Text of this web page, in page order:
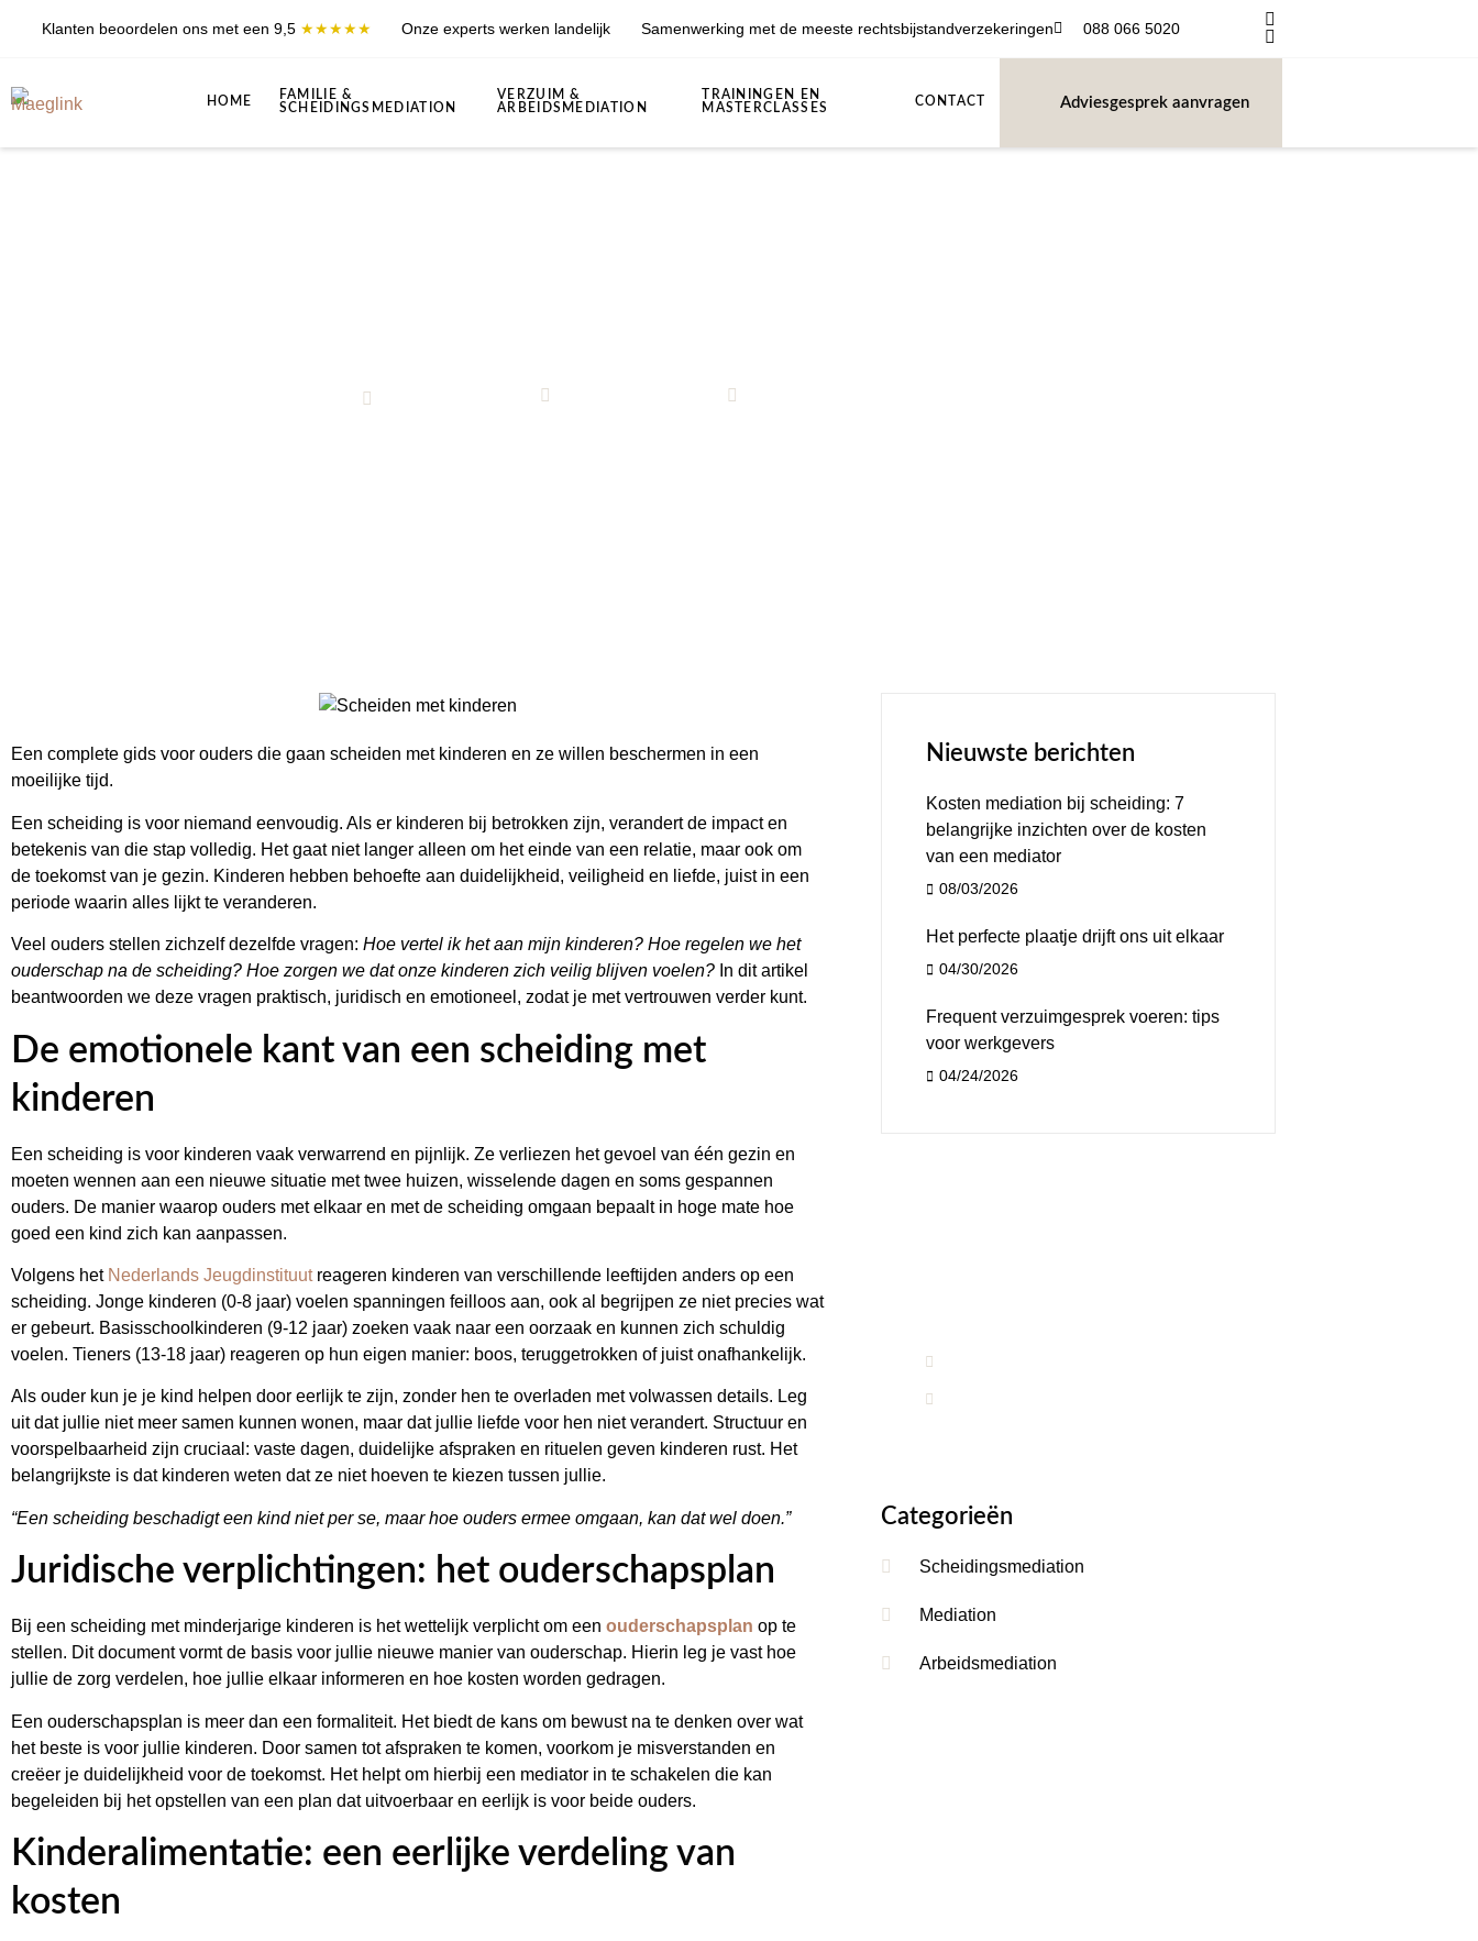
Klanten beoordelen ons met een 9,5 ★★★★★ Onze experts werken landelijk Samenwerking met de meeste rechtsbijstandverzekeringen 088 066 5020
HOME
FAMILIE &
SCHEIDINGSMEDIATION
VERZUIM &
ARBEIDSMEDIATION
TRAININGEN EN
MASTERCLASSES
CONTACT Adviesgesprek aanvragen
Een complete gids voor ouders die gaan scheiden met kinderen en ze willen beschermen in een
moeilijke tijd.
Een scheiding is voor niemand eenvoudig. Als er kinderen bij betrokken zijn, verandert de impact en
betekenis van die stap volledig. Het gaat niet langer alleen om het einde van een relatie, maar ook om
de toekomst van je gezin. Kinderen hebben behoefte aan duidelijkheid, veiligheid en liefde, juist in een
periode waarin alles lijkt te veranderen.
Veel ouders stellen zichzelf dezelfde vragen: Hoe vertel ik het aan mijn kinderen? Hoe regelen we het
ouderschap na de scheiding? Hoe zorgen we dat onze kinderen zich veilig blijven voelen? In dit artikel
beantwoorden we deze vragen praktisch, juridisch en emotioneel, zodat je met vertrouwen verder kunt.
De emotionele kant van een scheiding met
kinderen
Een scheiding is voor kinderen vaak verwarrend en pijnlijk. Ze verliezen het gevoel van één gezin en
moeten wennen aan een nieuwe situatie met twee huizen, wisselende dagen en soms gespannen
ouders. De manier waarop ouders met elkaar en met de scheiding omgaan bepaalt in hoge mate hoe
goed een kind zich kan aanpassen.
Volgens het Nederlands Jeugdinstituutreageren kinderen van verschillende leeftijden anders op een
scheiding. Jonge kinderen (0-8 jaar) voelen spanningen feilloos aan, ook al begrijpen ze niet precies wat
er gebeurt. Basisschoolkinderen (9-12 jaar) zoeken vaak naar een oorzaak en kunnen zich schuldig
voelen. Tieners (13-18 jaar) reageren op hun eigen manier: boos, teruggetrokken of juist onafhankelijk.
Als ouder kun je je kind helpen door eerlijk te zijn, zonder hen te overladen met volwassen details. Leg
uit dat jullie niet meer samen kunnen wonen, maar dat jullie liefde voor hen niet verandert. Structuur en
voorspelbaarheid zijn cruciaal: vaste dagen, duidelijke afspraken en rituelen geven kinderen rust. Het
belangrijkste is dat kinderen weten dat ze niet hoeven te kiezen tussen jullie.
“Een scheiding beschadigt een kind niet per se, maar hoe ouders ermee omgaan, kan dat wel doen.”
Juridische verplichtingen: het ouderschapsplan
Bij een scheiding met minderjarige kinderen is het wettelijk verplicht om een ouderschapsplan op te
stellen. Dit document vormt de basis voor jullie nieuwe manier van ouderschap. Hierin leg je vast hoe
jullie de zorg verdelen, hoe jullie elkaar informeren en hoe kosten worden gedragen.
Een ouderschapsplan is meer dan een formaliteit. Het biedt de kans om bewust na te denken over wat
het beste is voor jullie kinderen. Door samen tot afspraken te komen, voorkom je misverstanden en
creëer je duidelijkheid voor de toekomst. Het helpt om hierbij een mediator in te schakelen die kan
begeleiden bij het opstellen van een plan dat uitvoerbaar en eerlijk is voor beide ouders.
Kinderalimentatie: een eerlijke verdeling van
kosten
Nieuwste berichten
Kosten mediation bij scheiding: 7
belangrijke inzichten over de kosten
van een mediator
08/03/2026
Het perfecte plaatje drijft ons uit elkaar
04/30/2026
Frequent verzuimgesprek voeren: tips
voor werkgevers
04/24/2026
Categorieën
Scheidingsmediation
Mediation
Arbeidsmediation